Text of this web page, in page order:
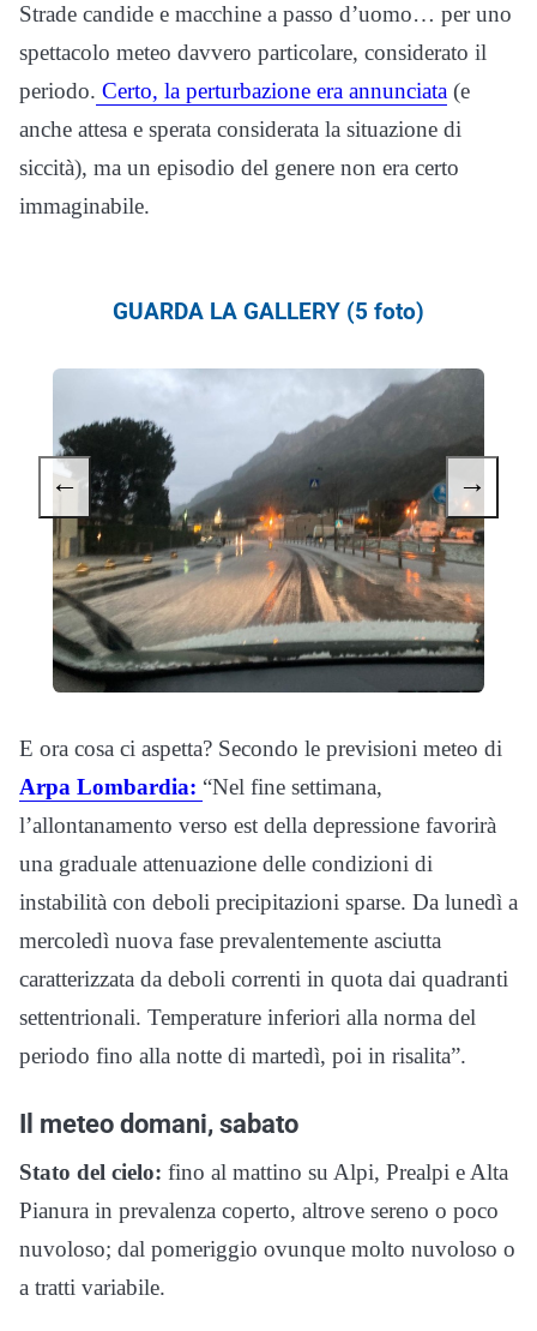
Strade candide e macchine a passo d’uomo… per uno
spettacolo meteo davvero particolare, considerato il
periodo. Certo, la perturbazione era annunciata (e
anche attesa e sperata considerata la situazione di
siccità), ma un episodio del genere non era certo
immaginabile.
GUARDA LA GALLERY (5 foto)
← →
E ora cosa ci aspetta? Secondo le previsioni meteo di
Arpa Lombardia: “Nel fine settimana,
l’allontanamento verso est della depressione favorirà
una graduale attenuazione delle condizioni di
instabilità con deboli precipitazioni sparse. Da lunedì a
mercoledì nuova fase prevalentemente asciutta
caratterizzata da deboli correnti in quota dai quadranti
settentrionali. Temperature inferiori alla norma del
periodo fino alla notte di martedì, poi in risalita”.
Il meteo domani, sabato
Stato del cielo: fino al mattino su Alpi, Prealpi e Alta
Pianura in prevalenza coperto, altrove sereno o poco
nuvoloso; dal pomeriggio ovunque molto nuvoloso o
a tratti variabile.